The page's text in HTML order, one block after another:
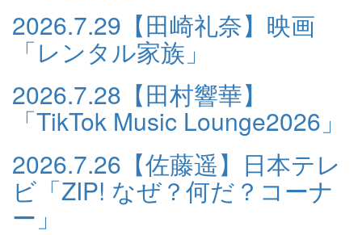
2026.7.29 【田崎礼奈】映画
「レンタル家族」
2026.7.28 【田村響華】
「TikTok Music Lounge2026」
2026.7.26 【佐藤遥】日本テレ
ビ「ZIP! なぜ？何だ？コーナ
ー」